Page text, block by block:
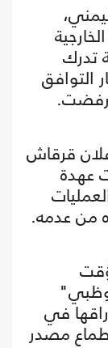
تدرك
التوافق
رفضت.
قرقاش
عهدة
من عدمه.
في
مصدر